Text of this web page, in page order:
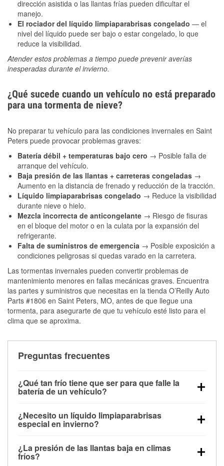
dirección asistida o las llantas frías pueden dificultar el
manejo.
El rociador del líquido limpiaparabrisas congelado — el
nivel del líquido puede ser bajo o estar congelado, lo que
reduce la visibilidad.
Atender estos problemas a tiempo puede prevenir averías
inesperadas durante el invierno.
¿Qué sucede cuando un vehículo no está preparado
para una tormenta de nieve?
No preparar tu vehículo para las condiciones invernales en Saint
Peters puede provocar problemas graves:
Batería débil + temperaturas bajo cero → Posible falla de
arranque del vehículo.
Baja presión de las llantas + carreteras congeladas →
Aumento en la distancia de frenado y reducción de la tracción.
Líquido limpiaparabrisas congelado → Reduce la visibilidad
durante nieve o hielo.
Mezcla incorrecta de anticongelante → Riesgo de fisuras
en el bloque del motor o en la culata por la expansión del
refrigerante.
Falta de suministros de emergencia → Posible exposición a
condiciones peligrosas si quedas varado en la carretera.
Las tormentas invernales pueden convertir problemas de
mantenimiento menores en fallas mecánicas graves. Encuentra
las partes y suministros que necesitas en la tienda O’Reilly Auto
Parts #1806 en Saint Peters, MO, antes de que llegue una
tormenta, para asegurarte de que tu vehículo esté listo para el
clima que se aproxima.
Preguntas frecuentes
¿Qué tan frío tiene que ser para que falle la
batería de un vehículo?
debajo de los 32 °F y puede perder hasta la mitad de
su potencia de arranque cerca de los 0 °F, lo que
arranque.
¿Necesito un líquido limpiaparabrisas
especial en invierno?
la congelación y ayuda a disolver la sal y la nieve
derretida en la carretera para mejorar la visibilidad.
¿La presión de las llantas baja en climas
fríos?